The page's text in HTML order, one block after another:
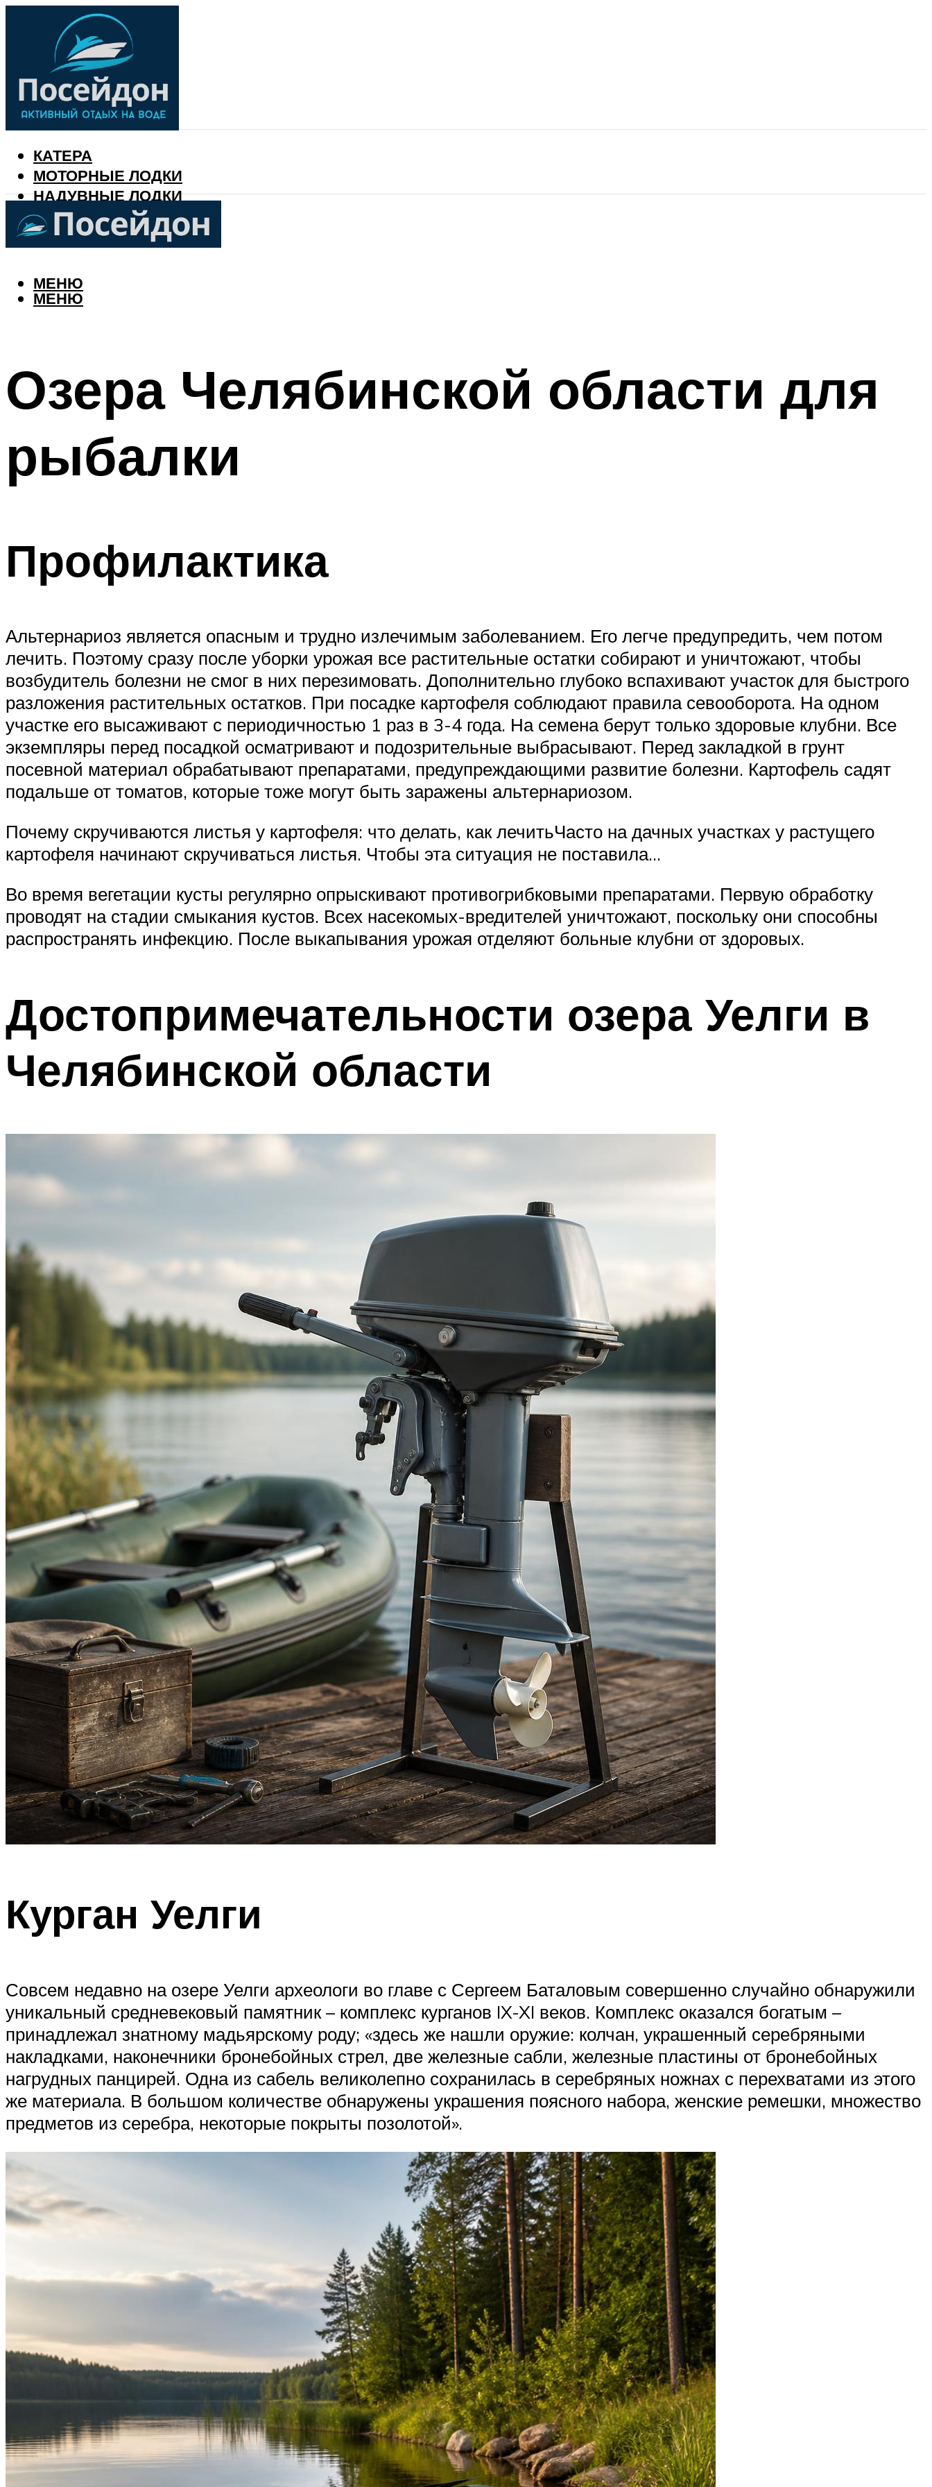
КАТЕРА
МОТОРНЫЕ ЛОДКИ
НАДУВНЫЕ ЛОДКИ
РЫБАЛКА
КАЛЕНДАРЬ РЫБАКА
МЕНЮ
МЕНЮ
Озера Челябинской области для
рыбалки
Профилактика
Альтернариоз является опасным и трудно излечимым заболеванием. Его легче предупредить, чем потом
лечить. Поэтому сразу после уборки урожая все растительные остатки собирают и уничтожают, чтобы
возбудитель болезни не смог в них перезимовать. Дополнительно глубоко вспахивают участок для быстрого
разложения растительных остатков. При посадке картофеля соблюдают правила севооборота. На одном
участке его высаживают с периодичностью 1 раз в 3-4 года. На семена берут только здоровые клубни. Все
экземпляры перед посадкой осматривают и подозрительные выбрасывают. Перед закладкой в грунт
посевной материал обрабатывают препаратами, предупреждающими развитие болезни. Картофель садят
подальше от томатов, которые тоже могут быть заражены альтернариозом.
Почему скручиваются листья у картофеля: что делать, как лечитьЧасто на дачных участках у растущего
картофеля начинают скручиваться листья. Чтобы эта ситуация не поставила…
Во время вегетации кусты регулярно опрыскивают противогрибковыми препаратами. Первую обработку
проводят на стадии смыкания кустов. Всех насекомых-вредителей уничтожают, поскольку они способны
распространять инфекцию. После выкапывания урожая отделяют больные клубни от здоровых.
Достопримечательности озера Уелги в
Челябинской области
Курган Уелги
Совсем недавно на озере Уелги археологи во главе с Сергеем Баталовым совершенно случайно обнаружили
уникальный средневековый памятник – комплекс курганов IX-XI веков. Комплекс оказался богатым –
принадлежал знатному мадьярскому роду; «здесь же нашли оружие: колчан, украшенный серебряными
накладками, наконечники бронебойных стрел, две железные сабли, железные пластины от бронебойных
нагрудных панцирей. Одна из сабель великолепно сохранилась в серебряных ножнах с перехватами из этого
же материала. В большом количестве обнаружены украшения поясного набора, женские ремешки, множество
предметов из серебра, некоторые покрыты позолотой».